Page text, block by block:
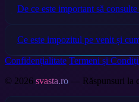
De ce este important să
Ce este impozitul pe venit și
Confidențialitate Termeni și
© 2026 svasta.ro — Răspunsuri la